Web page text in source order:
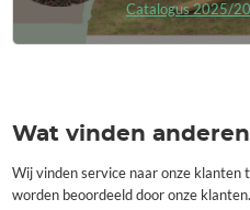
Catalogus 2025/
Wat vinden
Wij vinden service naar onze klanten
worden beoordeeld door onze klanten.